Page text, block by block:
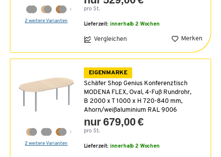
2 weitere Varianten
pro St.
Lieferzeit: innerhalb 2 Wochen
Vergleichen Merken
2 weitere Varianten
EIGENMARKE
Schäfer Shop Genius Konferenztisch
MODENA FLEX, Oval, 4-Fuß Rundrohr,
B 2000 x T 1000 x H 720-840 mm,
Ahorn/weißaluminium RAL 9006
nur 679,00 €
pro St.
Lieferzeit: innerhalb 2 Wochen